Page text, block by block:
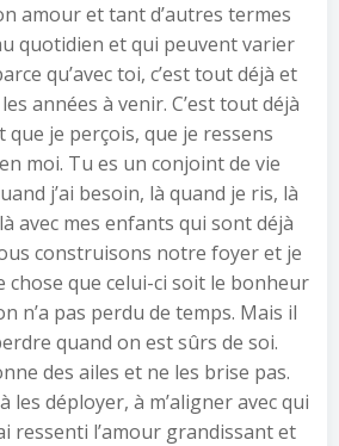
amour et tant d’autres termes
quotidien et qui peuvent varier
qu’avec toi, c’est tout déjà et
années à venir. C’est tout déjà
je perçois, que je ressens
moi. Tu es un conjoint de vie
j’ai besoin, là quand je ris, là
avec mes enfants qui sont déjà
construisons notre foyer et je
chose que celui-ci soit le bonheur
n’a pas perdu de temps. Mais il
quand on est sûrs de soi.
des ailes et ne les brise pas.
les déployer, à m’aligner avec qui
ressenti l’amour grandissant et